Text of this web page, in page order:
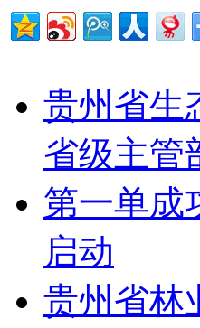
贵州省生
省级主管
第一单成
启动
贵州省林